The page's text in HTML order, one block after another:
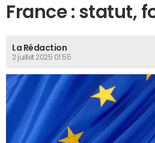
France : statut,
La Rédaction
2 juillet 2025 01:55